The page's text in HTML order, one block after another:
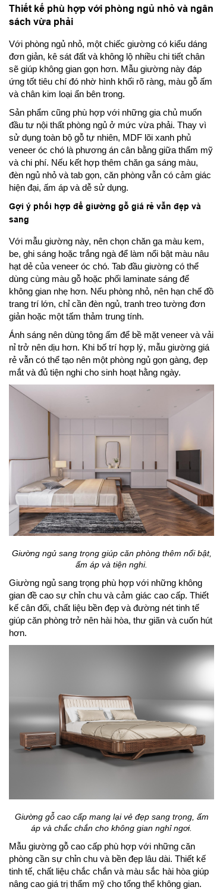
Thiết kế phù hợp với phòng ngủ nhỏ và ngân
sách vừa phải
Với phòng ngủ nhỏ, một chiếc giường có kiểu dáng
đơn giản, kê sát đất và không lộ nhiều chi tiết chân
sẽ giúp không gian gọn hơn. Mẫu giường này đáp
ứng tốt tiêu chí đó nhờ hình khối rõ ràng, màu gỗ ấm
và chân kim loại ẩn bên trong.
Sản phẩm cũng phù hợp với những gia chủ muốn
đầu tư nội thất phòng ngủ ở mức vừa phải. Thay vì
sử dụng toàn bộ gỗ tự nhiên, MDF lõi xanh phủ
veneer óc chó là phương án cân bằng giữa thẩm mỹ
và chi phí. Nếu kết hợp thêm chăn ga sáng màu,
đèn ngủ nhỏ và tab gọn, căn phòng vẫn có cảm giác
hiện đại, ấm áp và dễ sử dụng.
Gợi ý phối hợp để giường gỗ giá rẻ vẫn đẹp và
sang
Với mẫu giường này, nên chọn chăn ga màu kem,
be, ghi sáng hoặc trắng ngà để làm nổi bật màu nâu
hạt dẻ của veneer óc chó. Tab đầu giường có thể
dùng cùng màu gỗ hoặc phối laminate sáng để
không gian nhẹ hơn. Nếu phòng nhỏ, nên hạn chế đồ
trang trí lớn, chỉ cần đèn ngủ, tranh treo tường đơn
giản hoặc một tấm thảm trung tính.
Ánh sáng nên dùng tông ấm để bề mặt veneer và vải
nỉ trở nên dịu hơn. Khi bố trí hợp lý, mẫu giường giá
rẻ vẫn có thể tạo nên một phòng ngủ gọn gàng, đẹp
mắt và đủ tiện nghi cho sinh hoạt hằng ngày.
Giường ngủ sang trọng giúp căn phòng thêm nổi bật,
ấm áp và tiện nghi.
Giường ngủ sang trọng phù hợp với những không
gian đề cao sự chỉn chu và cảm giác cao cấp. Thiết
kế cân đối, chất liệu bền đẹp và đường nét tinh tế
giúp căn phòng trở nên hài hòa, thư giãn và cuốn hút
hơn.
Giường gỗ cao cấp mang lại vẻ đẹp sang trọng, ấm
áp và chắc chắn cho không gian nghỉ ngơi.
Mẫu giường gỗ cao cấp phù hợp với những căn
phòng cần sự chỉn chu và bền đẹp lâu dài. Thiết kế
tinh tế, chất liệu chắc chắn và màu sắc hài hòa giúp
nâng cao giá trị thẩm mỹ cho tổng thể không gian.